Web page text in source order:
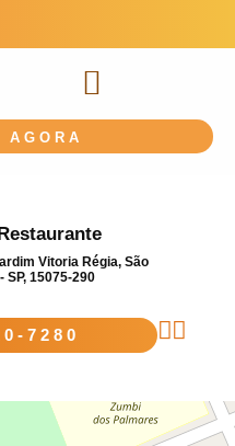
AGORA
Vitoria Régia, São
SP, 15075-290
7280